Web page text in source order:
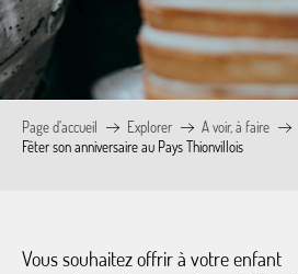
Page d’accueil Explorer A voir, à faire
Fêter son anniversaire au Pays Thionvillois
Vous souhaitez offrir à votre enfant